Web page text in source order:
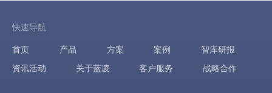
快速导航
首页 产品 方案 案例
智库研报
资讯活动
关于蓝凌 客户服务 战略合作